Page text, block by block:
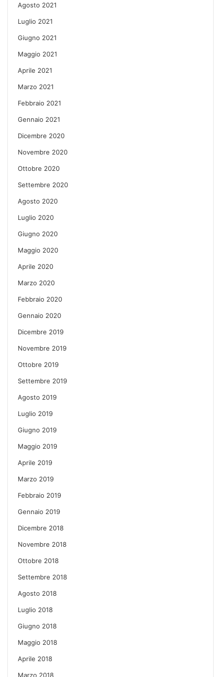
Agosto 2021
Luglio 2021
Giugno 2021
Maggio 2021
Aprile 2021
Marzo 2021
Febbraio 2021
Gennaio 2021
Dicembre 2020
Novembre 2020
Ottobre 2020
Settembre 2020
Agosto 2020
Luglio 2020
Giugno 2020
Maggio 2020
Aprile 2020
Marzo 2020
Febbraio 2020
Gennaio 2020
Dicembre 2019
Novembre 2019
Ottobre 2019
Settembre 2019
Agosto 2019
Luglio 2019
Giugno 2019
Maggio 2019
Aprile 2019
Marzo 2019
Febbraio 2019
Gennaio 2019
Dicembre 2018
Novembre 2018
Ottobre 2018
Settembre 2018
Agosto 2018
Luglio 2018
Giugno 2018
Maggio 2018
Aprile 2018
Marzo 2018